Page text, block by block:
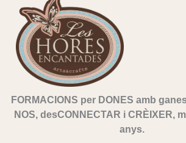
FORMACIONS per DONES amb
NOS, desCONNECTAR i CRÈIXER,
anys.